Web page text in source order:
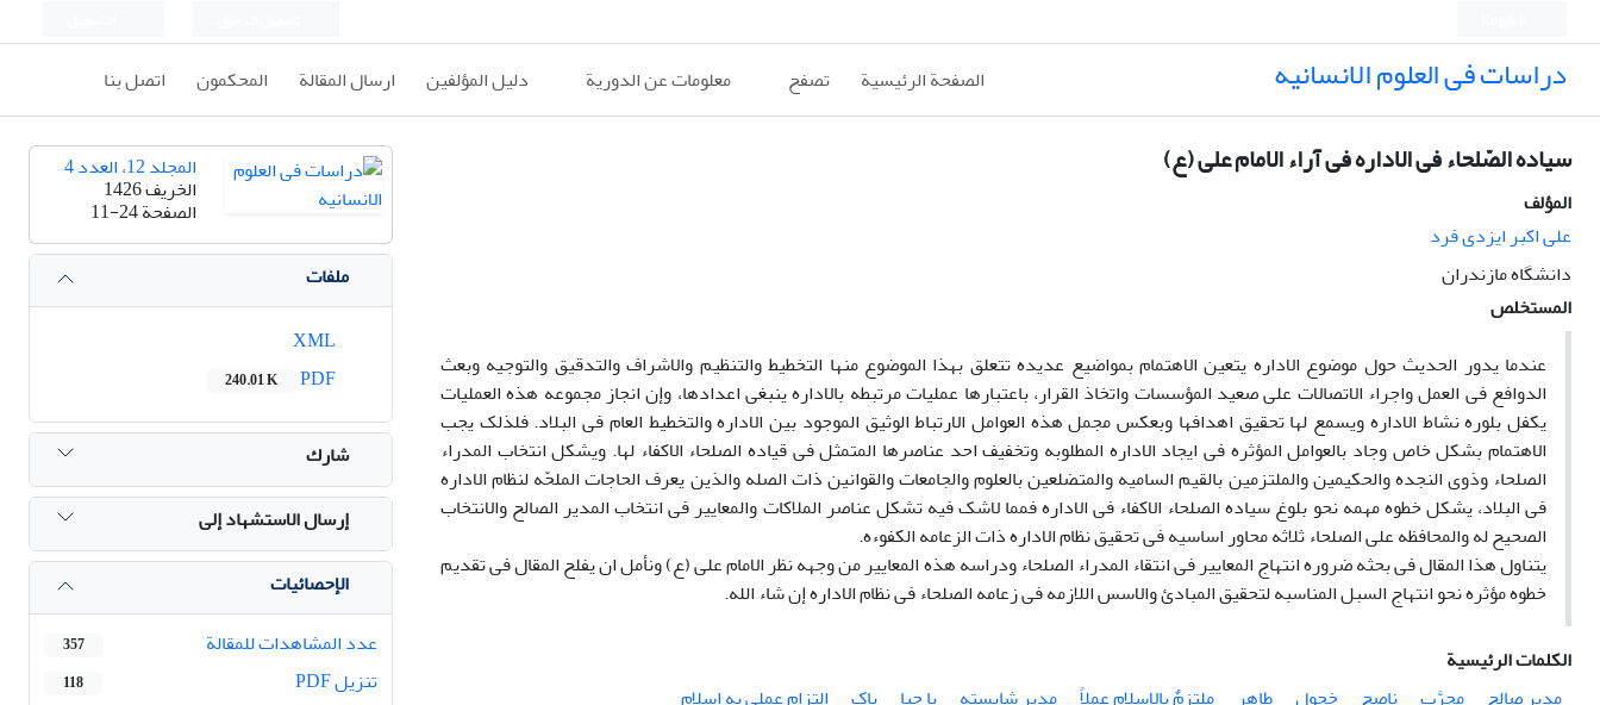
دراسات فی العلوم الانسانیه الصفحة الرئيسية تصفح معلومات عن الدورية دليل المؤلفين ارسال المقالة المحكمون اتصل بنا
سیاده الصّلحاء فی الاداره فی آراء الامام علی (ع)
المؤلف
علی اکبر ایزدی فرد
دانشگاه مازندران
المستخلص
عندما یدور الحدیث حول موضوع الاداره یتعین الاهتمام بمواضیع عدیده تتعلق بهذا الموضوع منها التخطیط والتنظیم والاشراف والتدقیق والتوجیه وبعث
الدوافع فی العمل واجراء الاتصالات علی صعید المؤسسات واتخاذ القرار، باعتبارها عملیات مرتبطه بالاداره ینبغی اعدادها، وإن انجاز مجموعه هذه العملیات
یکفل بلوره نشاط الاداره ویسمع لها تحقیق اهدافها وبعکس مجمل هذه العوامل الارتباط الوثیق الموجود بین الاداره والتخطیط العام فی البلاد. فلذلک یجب
الاهتمام بشکل خاص وجاد بالعوامل المؤثره فی ایجاد الاداره المطلوبه وتخفیف احد عناصرها المتمثل فی قیاده الصلحاء الاکفاء لها. ویشکل انتخاب المدراء
الصلحاء وذوی النجده والحکیمین والملتزمین بالقیم السامیه والمتضلعین بالعلوم والجامعات والقوانین ذات الصله والذین یعرف الحاجات الملحّه لنظام الاداره
فی البلاد، یشکل خطوه مهمه نحو بلوغ سیاده الصلحاء الاکفاء فی الاداره فمما لاشک فیه تشکل عناصر الملاکات والمعاییر فی انتخاب المدیر الصالح والانتخاب
الصحیح له والمحافظه علی الصلحاء ثلاثه محاور اساسیه فی تحقیق نظام الاداره ذات الزعامه الکفوءه.
یتناول هذا المقال فی بحثه ضروره انتهاج المعاییر فی انتقاء المدراء الصلحاء ودراسه هذه المعاییر من وجهه نظر الامام علی (ع) ونأمل ان یفلح المقال فی تقدیم
خطوه مؤثره نحو انتهاج السبل المناسبه لتحقیق المبادئ والاسس اللازمه فی زعامه الصلحاء فی نظام الاداره إن شاء الله.
الكلمات الرئيسية
مدیر صالح
مجرَّب ناصح خجول طاهر ملتزمٌ بالاسلام عملاً مدیر شایسته با حیا پاک
التزام عملی به اسلام
المجلد 12، العدد 4
الخريف 1426
الصفحة11-24
ملفات
240.01 K
شارك
إرسال الاستشهاد إلى
الإحصائيات
عدد المشاهدات للمقالة
357
تنزیل PDF 118